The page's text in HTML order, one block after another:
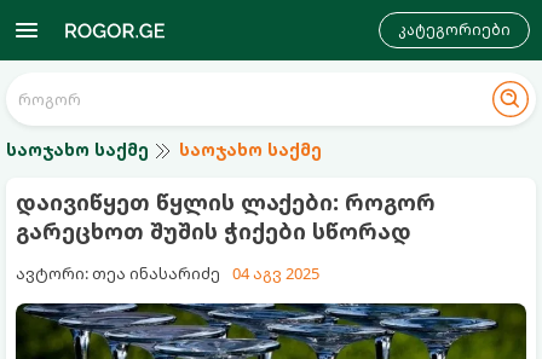
კატეგორიები
საოჯახო საქმე საოჯახო საქმე
დაივიწყეთ წყლის ლაქები: როგორ
გარეცხოთ შუშის ჭიქები სწორად
ავტორი: თეა ინასარიძე 04 აგვ 2025